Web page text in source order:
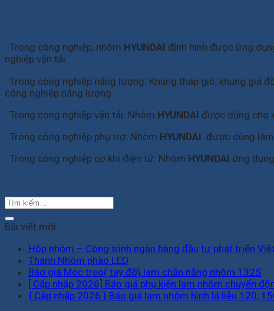
. Trong công nghiệp, nhôm HYUNDAI định hình được ứng
nghiệp vận tải.
. Trong công nghiệp năng lượng: Khung tháp gió, khung giá
công nghiệp năng lượng.
. Trong công nghiệp vận tải: Nhôm HYUNDAI được dùng cho
. Trong công nghiệp phụ trợ: Nhôm HYUNDAI được dùng
. Trong công nghiệp cơ khí điện tử: Nhôm HYUNDAI ứng
Bài viết mới
Hộp nhôm – Công trình ngân hàng đầu tư phát triển
Thanh Nhôm phào LED
Báo giá Móc treo( tay đỡ) lam chắn nắng nhôm 132S
[ Cập nhập 2026] Báo giá phụ kiện lam nhôm chuyển
{ Cập nhập 2026 } Báo giá lam nhôm hình lá liễu 120,